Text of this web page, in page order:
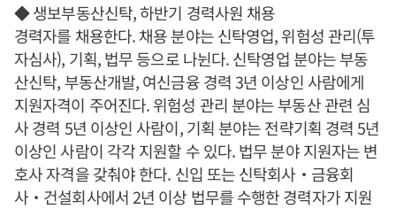
◆ 생보부동산신탁, 하반기 경력사원 채용
경력자를 채용한다. 채용 분야는 신탁영업, 위험성 관리(투
자심사), 기획, 법무 등으로 나뉜다. 신탁영업 분야는 부동
산신탁, 부동산개발, 여신금융 경력 3년 이상인 사람에게
지원자격이 주어진다. 위험성 관리 분야는 부동산 관련 심
사 경력 5년 이상인 사람이, 기획 분야는 전략기획 경력 5년
이상인 사람이 각각 지원할 수 있다. 법무 분야 지원자는 변
호사 자격을 갖춰야 한다. 신입 또는 신탁회사‧금융회
사‧건설회사에서 2년 이상 법무를 수행한 경력자가 지원